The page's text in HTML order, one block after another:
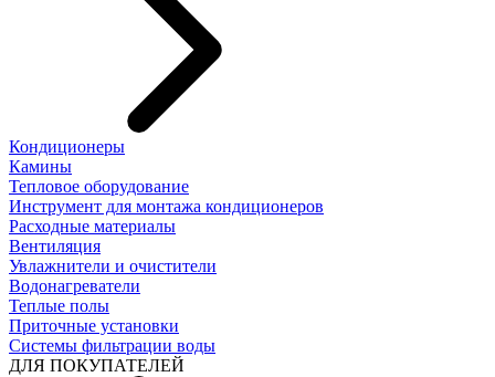
Кондиционеры
Камины
Тепловое оборудование
Инструмент для монтажа кондиционеров
Расходные материалы
Вентиляция
Увлажнители и очистители
Водонагреватели
Теплые полы
Приточные установки
Системы фильтрации воды
ДЛЯ ПОКУПАТЕЛЕЙ